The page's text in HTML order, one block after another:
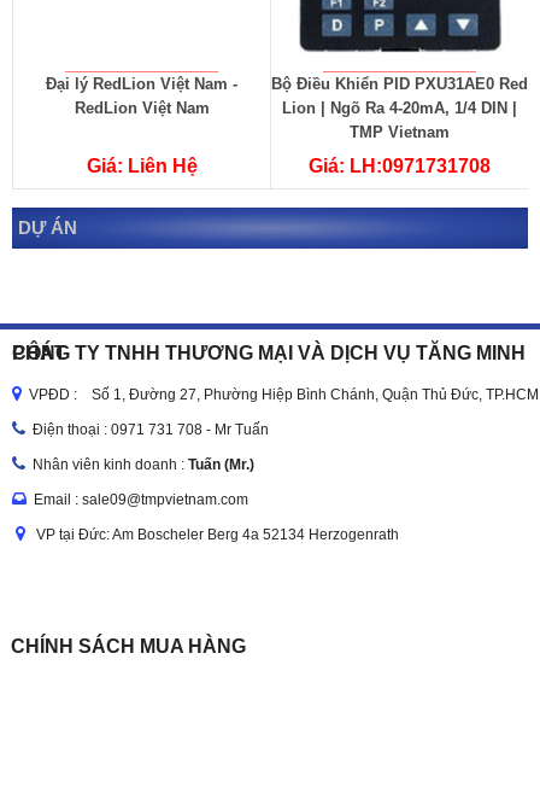
Đại lý RedLion Việt Nam -
RedLion Việt Nam
Giá: Liên Hệ
Bộ Điều Khiển PID PXU31AE0 Red
Lion | Ngõ Ra 4-20mA, 1/4 DIN |
TMP Vietnam
Giá: LH:0971731708
DỰ ÁN
CÔNG TY TNHH THƯƠNG MẠI VÀ DỊCH VỤ TĂNG MINH PHÁT
VPĐD : Số 1, Đường 27, Phường Hiệp Bình Chánh, Quận Thủ Đức, TP.HCM
Điện thoại : 0971 731 708 - Mr Tuấn
Nhân viên kinh doanh : Tuấn (Mr.)
Email : sale09@tmpvietnam.com
VP tại Đức: Am Boscheler Berg 4a 52134 Herzogenrath
CHÍNH SÁCH MUA HÀNG